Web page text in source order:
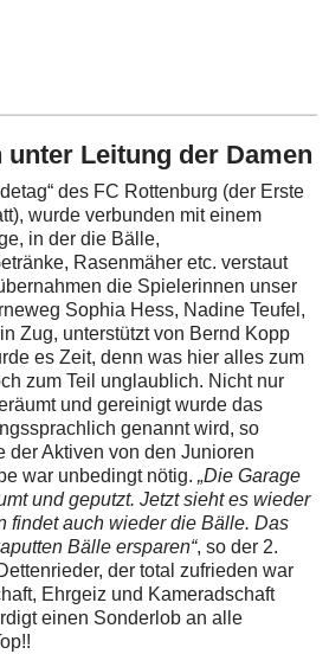
unter Leitung der Damen
des FC Rottenburg (der Erste
wurde verbunden mit einem
in der die Bälle,
Rasenmäher etc. verstaut
die Spielerinnen unser
Sophia Hess, Nadine Teufel,
Zug, unterstützt von Bernd Kopp
es Zeit, denn was hier alles zum
zum Teil unglaublich. Nicht nur
und gereinigt wurde das
genannt wird, so
der Aktiven von den Junioren
war unbedingt nötig. „Die Garage
und geputzt. Jetzt sieht es wieder
findet auch wieder die Bälle. Das
Bälle ersparen“, so der 2.
der total zufrieden war
Ehrgeiz und Kameradschaft
einen Sonderlob an alle